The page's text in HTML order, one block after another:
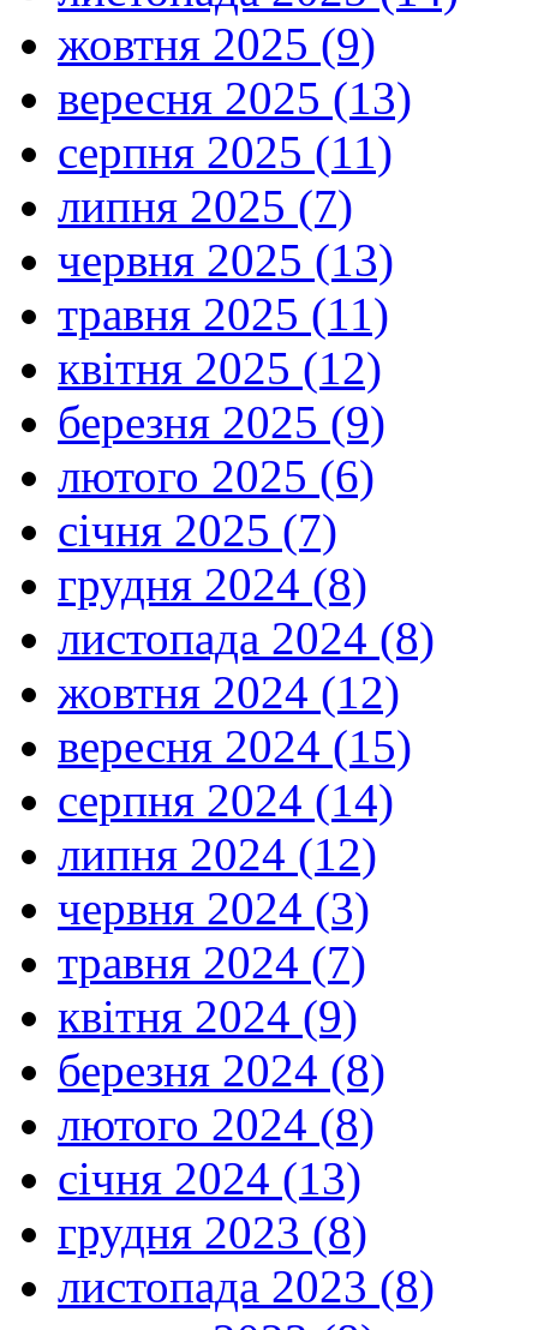
жовтня 2025 (9)
вересня 2025 (13)
серпня 2025 (11)
липня 2025 (7)
червня 2025 (13)
травня 2025 (11)
квітня 2025 (12)
березня 2025 (9)
лютого 2025 (6)
січня 2025 (7)
грудня 2024 (8)
листопада 2024 (8)
жовтня 2024 (12)
вересня 2024 (15)
серпня 2024 (14)
липня 2024 (12)
червня 2024 (3)
травня 2024 (7)
квітня 2024 (9)
березня 2024 (8)
лютого 2024 (8)
січня 2024 (13)
грудня 2023 (8)
листопада 2023 (8)